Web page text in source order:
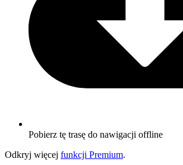
Pobierz tę trasę do nawigacji offline
Odkryj więcej funkcji Premium.